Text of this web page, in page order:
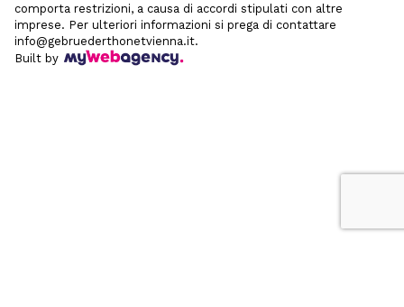
comporta restrizioni, a causa di accordi stipulati con altre
imprese. Per ulteriori informazioni si prega di contattare
info@gebruederthonetvienna.it.
Built by